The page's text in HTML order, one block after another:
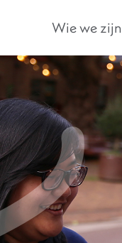
Wie we zijn